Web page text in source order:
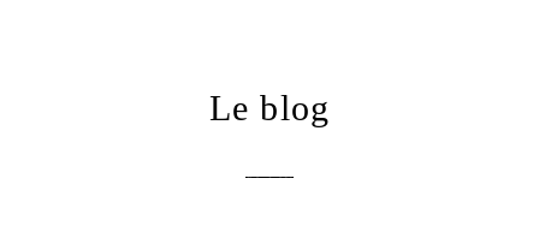
Le blog
text layer